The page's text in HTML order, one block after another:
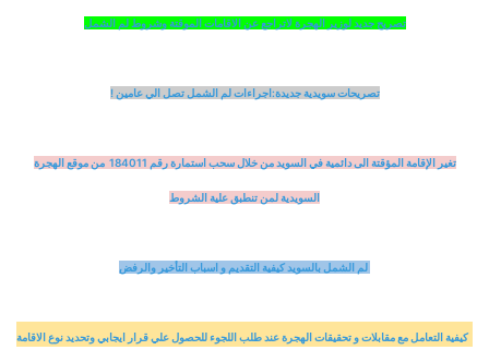
تصريح جديد لوزير الهجرة لاتراجع عن الاقامات الموقتة وشروط لم الشمل
تصريحات سويدية جديدة:اجراءات لم الشمل تصل الي عامين !
تغير الإقامة المؤقتة الى دائمية في السويد من خلال سحب استمارة رقم 184011 من موقع الهجرة
السويدية لمن تنطبق علية الشروط
لم الشمل بالسويد كيفية التقديم و اسباب التأخير والرفض
كيفية التعامل مع مقابلات و تحقيقات الهجرة عند طلب اللجوء للحصول علي قرار ايجابي وتحديد نوع الاقامة